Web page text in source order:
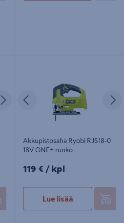
SeuraavaEdellinen
Akkupistosaha Ryobi RJS18-0
18V ONE+ runko
119€/kpl
119 € / kpl
Lue lisää